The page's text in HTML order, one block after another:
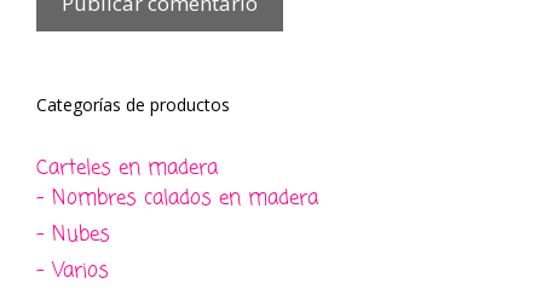
Categorías de productos
Carteles en madera
- Nombres calados en madera
- Nubes
- Varios